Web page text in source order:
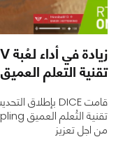
تقنية التعلم العميق DLSS
من اجل تعزيز